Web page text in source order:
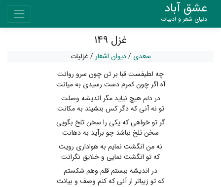
عشق آباد
دنیای شعر و ادبیات
غزل ۱۴۹
سعدی /دیوان اشعار / غزلیات
چه لطیفست قبا بر تن چون سرو روانت
آه اگر چون کمرم دست رسیدی به میانت
در دلم هیچ نیاید مگر اندیشه وصلت
تو نه آنی که دگر کس بنشیند به مکانت
گر تو خواهی که یکی را سخن تلخ بگویی
سخن تلخ نباشد چو برآید به دهانت
نه من انگشت نمایم به هواداری رویت
که تو انگشت نمایی و خلایق نگرانت
در اندیشه ببستم قلم وهم شکستم
که تو زیباتر از آنی که کنم وصف و بیانت